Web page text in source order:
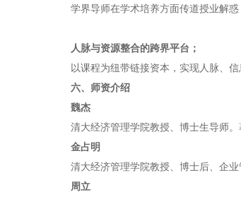
学界导师在学术培养方面传道授业解
人脉与资源整合的跨界平台；
以课程为纽带链接资本，实现人脉、信
六、师资介绍
魏杰
清大经济管理学院教授、博士生导师。
金占明
清大经济管理学院教授、博士后、企
周立